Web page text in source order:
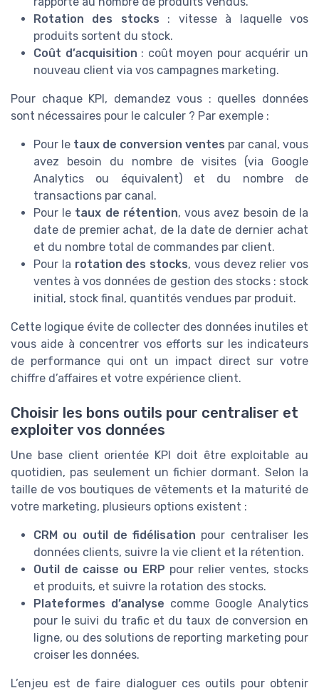
Rotation des stocks : vitesse à laquelle vos
produits sortent du stock.
Coût d’acquisition : coût moyen pour acquérir un
nouveau client via vos campagnes marketing.
Pour chaque KPI, demandez vous : quelles données
sont nécessaires pour le calculer ? Par exemple :
Pour le taux de conversion ventes par canal, vous
avez besoin du nombre de visites (via Google
Analytics ou équivalent) et du nombre de
transactions par canal.
Pour le taux de rétention, vous avez besoin de la
date de premier achat, de la date de dernier achat
et du nombre total de commandes par client.
Pour la rotation des stocks, vous devez relier vos
ventes à vos données de gestion des stocks : stock
initial, stock final, quantités vendues par produit.
Cette logique évite de collecter des données inutiles et
vous aide à concentrer vos efforts sur les indicateurs
de performance qui ont un impact direct sur votre
chiffre d’affaires et votre expérience client.
Choisir les bons outils pour centraliser et
exploiter vos données
Une base client orientée KPI doit être exploitable au
quotidien, pas seulement un fichier dormant. Selon la
taille de vos boutiques de vêtements et la maturité de
votre marketing, plusieurs options existent :
CRM ou outil de fidélisation pour centraliser les
données clients, suivre la vie client et la rétention.
Outil de caisse ou ERP pour relier ventes, stocks
et produits, et suivre la rotation des stocks.
Plateformes d’analyse comme Google Analytics
pour le suivi du trafic et du taux de conversion en
ligne, ou des solutions de reporting marketing pour
croiser les données.
L’enjeu est de faire dialoguer ces outils pour obtenir